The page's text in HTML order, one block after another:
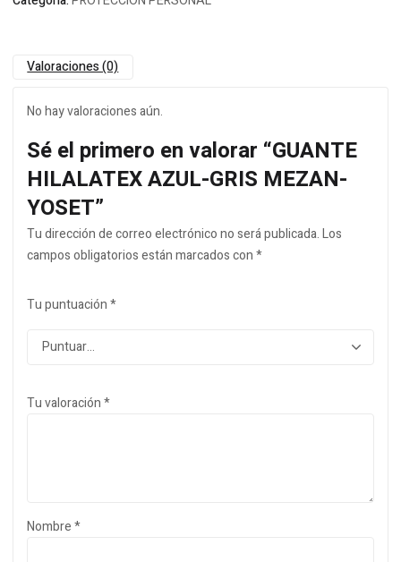
Valoraciones (0)
No hay valoraciones aún.
Sé el primero en valorar “GUANTE
HILALATEX AZUL-GRIS MEZAN-
YOSET”
Tu dirección de correo electrónico no será publicada.Los
campos obligatorios están marcados con*
Tu puntuación*
Tu valoración*
Nombre*